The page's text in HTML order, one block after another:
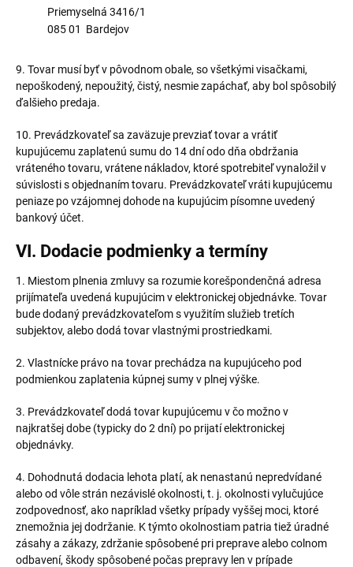
Priemyselná 3416/1
085 01 Bardejov
9. Tovar musí byť v pôvodnom obale, so všetkými visačkami,
nepoškodený, nepoužitý, čistý, nesmie zapáchať, aby bol spôsobilý
ďalšieho predaja.
10. Prevádzkovateľ sa zaväzuje prevziať tovar a vrátiť
kupujúcemu zaplatenú sumu do 14 dní odo dňa obdržania
vráteného tovaru, vrátene nákladov, ktoré spotrebiteľ vynaložil v
súvislosti s objednaním tovaru. Prevádzkovateľ vráti kupujúcemu
peniaze po vzájomnej dohode na kupujúcim písomne uvedený
bankový účet.
VI. Dodacie podmienky a termíny
1. Miestom plnenia zmluvy sa rozumie korešpondenčná adresa
prijímateľa uvedená kupujúcim v elektronickej objednávke. Tovar
bude dodaný prevádzkovateľom s využitím služieb tretích
subjektov, alebo dodá tovar vlastnými prostriedkami.
2. Vlastnícke právo na tovar prechádza na kupujúceho pod
podmienkou zaplatenia kúpnej sumy v plnej výške.
3. Prevádzkovateľ dodá tovar kupujúcemu v čo možno v
najkratšej dobe (typicky do 2 dní) po prijatí elektronickej
objednávky.
4. Dohodnutá dodacia lehota platí, ak nenastanú nepredvídané
alebo od vôle strán nezávislé okolnosti, t. j. okolnosti vylučujúce
zodpovednosť, ako napríklad všetky prípady vyššej moci, ktoré
znemožnia jej dodržanie. K týmto okolnostiam patria tiež úradné
zásahy a zákazy, zdržanie spôsobené pri preprave alebo colnom
odbavení, škody spôsobené počas prepravy len v prípade